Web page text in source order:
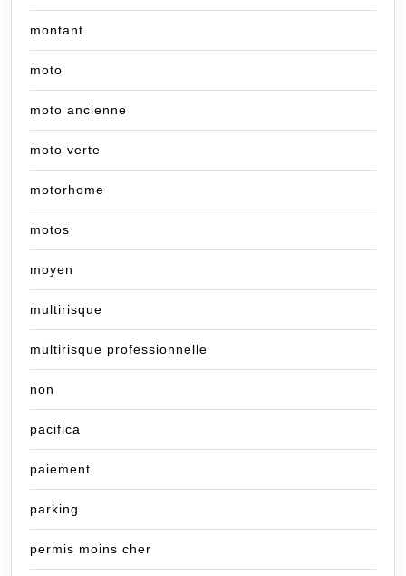
montant
moto
moto ancienne
moto verte
motorhome
motos
moyen
multirisque
multirisque professionnelle
non
pacifica
paiement
parking
permis moins cher